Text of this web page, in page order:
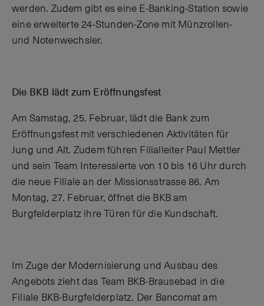
werden. Zudem gibt es eine E-Banking-Station sowie
eine erweiterte 24-Stunden-Zone mit Münzrollen-
und Notenwechsler.
Die BKB lädt zum Eröffnungsfest
Am Samstag, 25. Februar, lädt die Bank zum
Eröffnungsfest mit verschiedenen Aktivitäten für
Jung und Alt. Zudem führen Filialleiter Paul Mettler
und sein Team Interessierte von 10 bis 16 Uhr durch
die neue Filiale an der Missionsstrasse 86. Am
Montag, 27. Februar, öffnet die BKB am
Burgfelderplatz ihre Türen für die Kundschaft.
Im Zuge der Modernisierung und Ausbau des
Angebots zieht das Team BKB-Brausebad in die
Filiale BKB-Burgfelderplatz. Der Bancomat am